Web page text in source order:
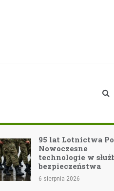
95 lat Lotnictwa
Nowoczesne
technologie w
bezpieczeństwa
6 sierpnia 2026